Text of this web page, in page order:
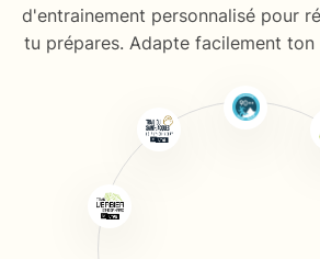
d'entrainement personnalisé pour
tu prépares. Adapte facilement ton